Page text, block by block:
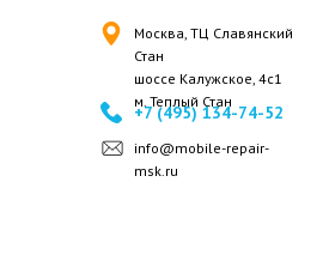
Москва, ТЦ Славянский
Стан
шоссе Калужское, 4с1
м. Теплый Стан
info@mobile-repair-
msk.ru
+7 (495) 134-74-52